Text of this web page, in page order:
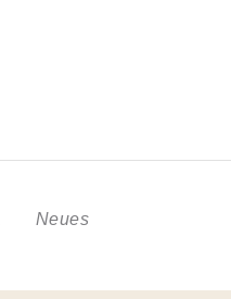
Neues